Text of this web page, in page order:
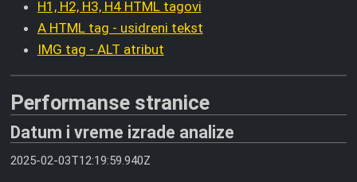
H1, H2, H3, H4 HTML tagovi
A HTML tag - usidreni tekst
IMG tag - ALT atribut
Performanse stranice
Datum i vreme izrade analize
2025-02-03T12:19:59.940Z